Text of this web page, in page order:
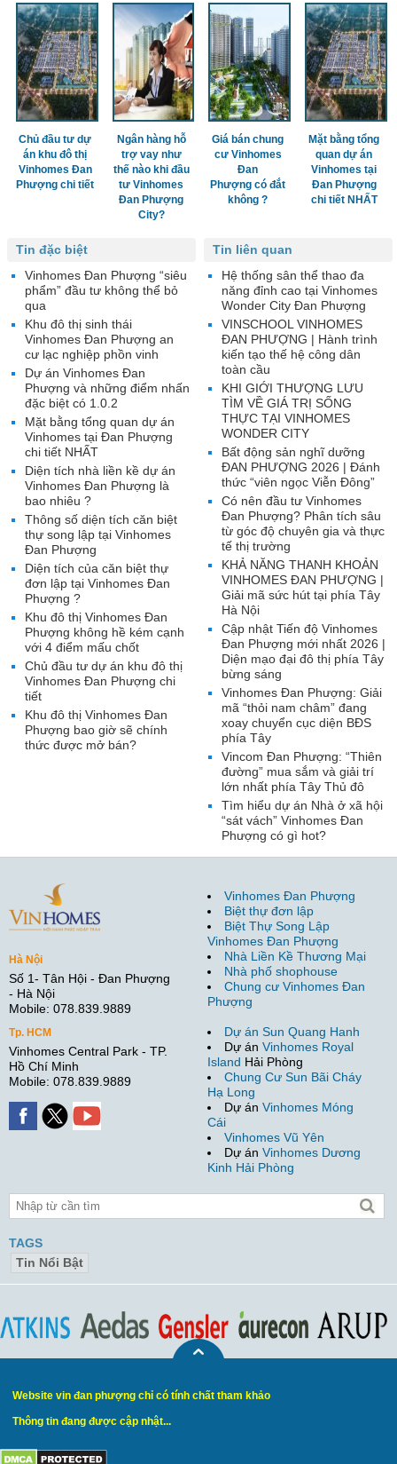
Chủ đầu tư dự
án khu đô thị
Vinhomes Đan
Phượng chi tiết
Ngân hàng hỗ
trợ vay như
thế nào khi đầu
tư Vinhomes
Đan Phượng
City?
Giá bán chung
cư Vinhomes
Đan
Phượng có đắt
không ?
Mặt bằng tổng
quan dự án
Vinhomes tại
Đan Phượng
chi tiết NHẤT
Tin liên quan
Hệ thống sân thể thao đa
năng đỉnh cao tại Vinhomes
Wonder City Đan Phượng
VINSCHOOL VINHOMES
ĐAN PHƯỢNG | Hành trình
kiến tạo thế hệ công dân
toàn cầu
KHI GIỚI THƯỢNG LƯU
TÌM VỀ GIÁ TRỊ SỐNG
THỰC TẠI VINHOMES
WONDER CITY
Bất động sản nghĩ dưỡng
ĐAN PHƯỢNG 2026 | Đánh
thức “viên ngọc Viễn Đông”
Có nên đầu tư Vinhomes
Đan Phượng? Phân tích sâu
từ góc độ chuyên gia và thực
tế thị trường
KHẢ NĂNG THANH KHOẢN
VINHOMES ĐAN PHƯỢNG |
Giải mã sức hút tại phía Tây
Hà Nội
Cập nhật Tiến độ Vinhomes
Đan Phượng mới nhất 2026 |
Diện mạo đại đô thị phía Tây
bừng sáng
Vinhomes Đan Phượng: Giải
mã “thỏi nam châm” đang
xoay chuyển cục diện BĐS
phía Tây
Vincom Đan Phượng: “Thiên
đường” mua sắm và giải trí
lớn nhất phía Tây Thủ đô
Tìm hiểu dự án Nhà ở xã hội
“sát vách” Vinhomes Đan
Phượng có gì hot?
Tin đặc biệt
Vinhomes Đan Phượng “siêu
phẩm” đầu tư không thể bỏ
qua
Khu đô thị sinh thái
Vinhomes Đan Phượng an
cư lạc nghiệp phồn vinh
Dự án Vinhomes Đan
Phượng và những điểm nhấn
đặc biệt có 1.0.2
Mặt bằng tổng quan dự án
Vinhomes tại Đan Phượng
chi tiết NHẤT
Diện tích nhà liền kề dự án
Vinhomes Đan Phượng là
bao nhiêu ?
Thông số diện tích căn biệt
thự song lập tại Vinhomes
Đan Phượng
Diện tích của căn biệt thự
đơn lập tại Vinhomes Đan
Phượng ?
Khu đô thị Vinhomes Đan
Phượng không hề kém cạnh
với 4 điểm mấu chốt
Chủ đầu tư dự án khu đô thị
Vinhomes Đan Phượng chi
tiết
Khu đô thị Vinhomes Đan
Phượng bao giờ sẽ chính
thức được mở bán?
Hà Nội
Số 1- Tân Hội - Đan Phượng
- Hà Nội
Mobile: 078.839.9889
Tp. HCM
Vinhomes Central Park - TP.
Hồ Chí Minh
Mobile: 078.839.9889
Vinhomes Đan Phượng
Biệt thự đơn lập
Biệt Thự Song Lập
Vinhomes Đan Phượng
Nhà Liền Kề Thương Mại
Nhà phố shophouse
Chung cư Vinhomes Đan
Phượng
Dự án Sun Quang Hanh
Dự án Vinhomes Royal
Island Hải Phòng
Chung Cư Sun Bãi Cháy
Hạ Long
Dự án Vinhomes Móng
Cái
Vinhomes Vũ Yên
Dự án Vinhomes Dương
Kinh Hải Phòng
TAGS
Tin Nổi Bật
Website vin đan phượng chỉ có tính chất tham khảo
Thông tin đang được cập nhật...